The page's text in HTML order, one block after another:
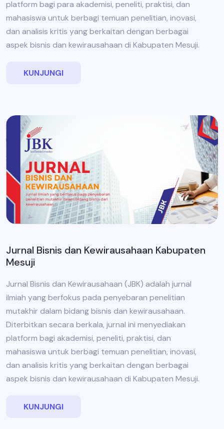
platform bagi para akademisi, peneliti, praktisi, dan
mahasiswa untuk berbagi temuan penelitian, inovasi,
dan analisis kritis yang berkaitan dengan berbagai
aspek bisnis dan kewirausahaan di Kabupaten Mesuji.
KUNJUNGI
Jurnal Bisnis dan Kewirausahaan Kabupaten
Mesuji
Jurnal Bisnis dan Kewirausahaan (JBK) adalah jurnal
ilmiah yang berfokus pada penyebaran penelitian
mutakhir dalam bidang bisnis dan kewirausahaan.
Diterbitkan secara berkala, jurnal ini menyediakan
platform bagi akademisi, peneliti, praktisi, dan
mahasiswa untuk berbagi temuan penelitian, inovasi,
dan analisis kritis yang berkaitan dengan berbagai
aspek bisnis dan kewirausahaan di Kabupaten Mesuji.
KUNJUNGI